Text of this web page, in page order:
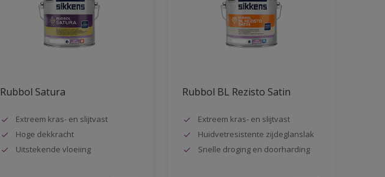
Rubbol Satura
Extreem kras- en slijtvast
Hoge dekkracht
Uitstekende vloeiing
Rubbol BL Rezisto Satin
Extreem kras- en slijtvast
Huidvetresistente zijdeglanslak
Snelle droging en doorharding